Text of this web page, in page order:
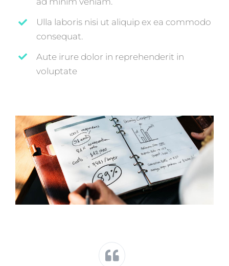
Ulla laboris nisi ut aliquip ex ea commodo
consequat.
Aute irure dolor in reprehenderit in
voluptate